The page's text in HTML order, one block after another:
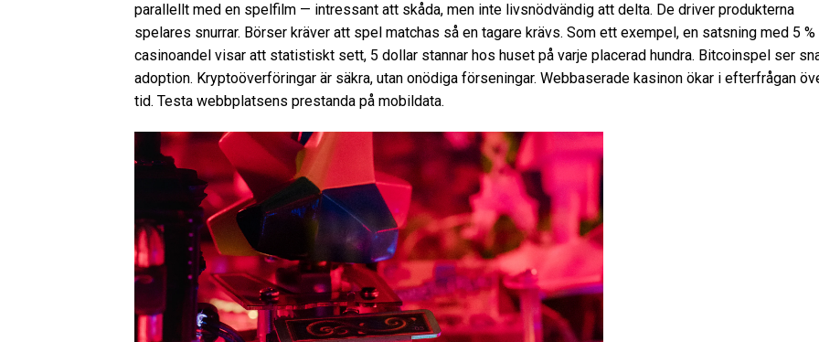
parallellt med en spelfilm — intressant att skåda, men inte livsnödvändig att delta. De driver produkterna
spelares snurrar. Börser kräver att spel matchas så en tagare krävs. Som ett exempel, en satsning med 5 %
casinoandel visar att statistiskt sett, 5 dollar stannar hos huset på varje placerad hundra. Bitcoinspel ser
adoption. Kryptoöverföringar är säkra, utan onödiga förseningar. Webbaserade kasinon ökar i efterfrågan
tid. Testa webbplatsens prestanda på mobildata.